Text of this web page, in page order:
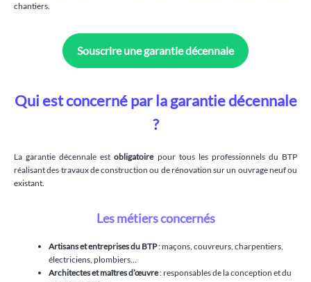
chantiers.
Souscrire une garantie décennale
Qui est concerné par la garantie décennale
?
La garantie décennale estobligatoirepour tous les professionnels du BTP
réalisant des travaux de construction ou de rénovation sur un ouvrage neuf ou
existant.
Les métiers concernés
Artisans et entreprises du BTP: maçons, couvreurs, charpentiers,
électriciens, plombiers…
Architectes et maîtres d’œuvre: responsables de la conception et du